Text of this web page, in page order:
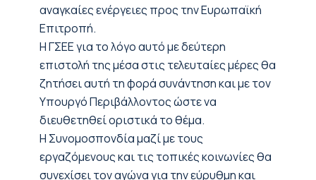
αναγκαίες ενέργειες προς την Ευρωπαϊκή
Επιτροπή.
Η ΓΣΕΕ για το λόγο αυτό με δεύτερη
επιστολή της μέσα στις τελευταίες μέρες θα
ζητήσει αυτή τη φορά συνάντηση και με τον
Υπουργό Περιβάλλοντος ώστε να
διευθετηθεί οριστικά το θέμα.
Η Συνομοσπονδία μαζί με τους
εργαζόμενους και τις τοπικές κοινωνίες θα
συνεχίσει τον αγώνα για την εύρυθμη και